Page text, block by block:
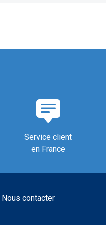
Service client
en France
Nous contacter